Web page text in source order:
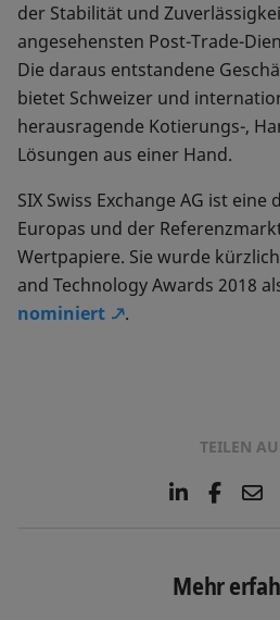
der Stabilität und
angesehensten Post-Trade-
Die daraus entstandene
bietet Schweizer und
herausragende Kotierungs-,
Lösungen aus einer Hand.
SIX Swiss Exchange AG ist
Europas und der
Wertpapiere. Sie wurde
and Technology Awards 2018
nominiert
.
TEILEN
L
e
d
F
o
E
l
Mehr